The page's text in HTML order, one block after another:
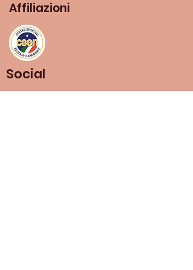
Affiliazioni
Social
+39 3497457005